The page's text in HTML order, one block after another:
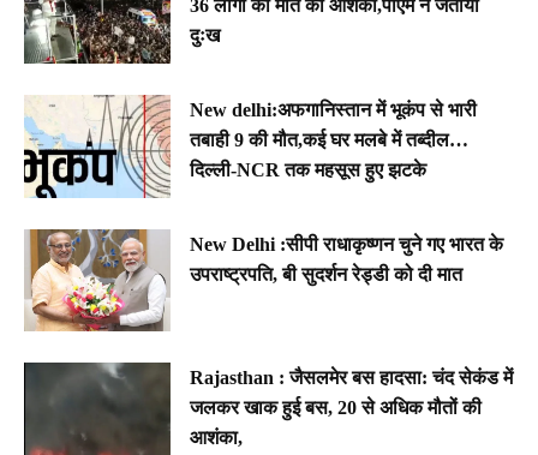
36 लोगों की मौत की आशंका,पीएम ने जताया
दुःख
New delhi:अफगानिस्तान में भूकंप से भारी
तबाही 9 की मौत,कई घर मलबे में तब्दील…
दिल्ली-NCR तक महसूस हुए झटके
New Delhi :सीपी राधाकृष्णन चुने गए भारत के
उपराष्ट्रपति, बी सुदर्शन रेड्डी को दी मात
Rajasthan : जैसलमेर बस हादसा: चंद सेकंड में
जलकर खाक हुई बस, 20 से अधिक मौतों की
आशंका,